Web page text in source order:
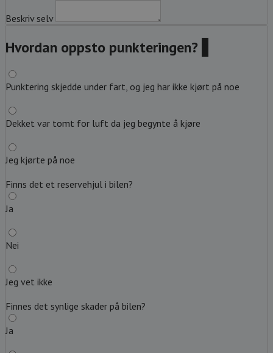
Beskriv selv
Hvordan oppsto punkteringen?
Punktering skjedde under fart, og jeg har ikke kjørt på noe
Dekket var tomt for luft da jeg begynte å kjøre
Jeg kjørte på noe
Finns det et reservehjul i bilen?
Ja
Nei
Jeg vet ikke
Finnes det synlige skader på bilen?
Ja